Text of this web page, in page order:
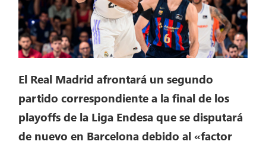
El Real Madrid afrontará un segundo
partido correspondiente a la final de los
playoffs de la Liga Endesa que se disputará
de nuevo en Barcelona debido al «factor